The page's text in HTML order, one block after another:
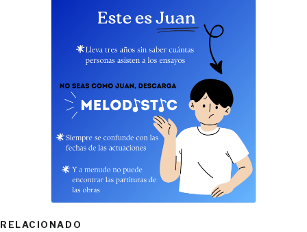
RELACIONADO